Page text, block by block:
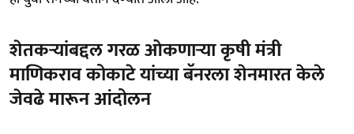
शेतकऱ्यांबद्दल गरळ ओकणाऱ्या कृषी मंत्री
माणिकराव कोकाटे यांच्या बॅनरला शेनमारत केले
जेवढे मारून आंदोलन